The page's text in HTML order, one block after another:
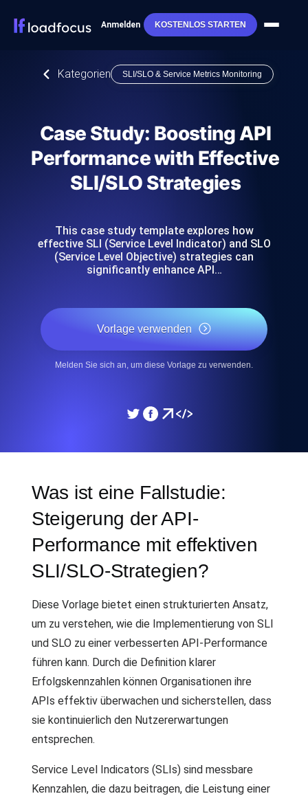
Anmelden KOSTENLOS STARTEN
Kategorien SLI/SLO & Service Metrics Monitoring
Case Study: Boosting API
Performance with Effective
SLI/SLO Strategies
This case study template explores how
effective SLI (Service Level Indicator) and SLO
(Service Level Objective) strategies can
significantly enhance API…
Vorlage verwenden
Melden Sie sich an, um diese Vorlage zu verwenden.
Was ist eine Fallstudie:
Steigerung der API-
Performance mit effektiven
SLI/SLO-Strategien?
Diese Vorlage bietet einen strukturierten Ansatz,
um zu verstehen, wie die Implementierung von SLI
und SLO zu einer verbesserten API-Performance
führen kann. Durch die Definition klarer
Erfolgskennzahlen können Organisationen ihre
APIs effektiv überwachen und sicherstellen, dass
sie kontinuierlich den Nutzererwartungen
entsprechen.
Service Level Indicators (SLIs) sind messbare
Kennzahlen, die dazu beitragen, die Leistung einer